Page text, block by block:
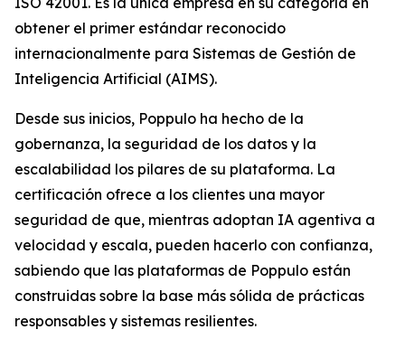
obtener el primer estándar reconocido
internacionalmente para Sistemas de Gestión de
Inteligencia Artificial (AIMS).
Desde sus inicios, Poppulo ha hecho de la
gobernanza, la seguridad de los datos y la
escalabilidad los pilares de su plataforma. La
certificación ofrece a los clientes una mayor
seguridad de que, mientras adoptan IA agentiva a
velocidad y escala, pueden hacerlo con confianza,
sabiendo que las plataformas de Poppulo están
construidas sobre la base más sólida de prácticas
responsables y sistemas resilientes.